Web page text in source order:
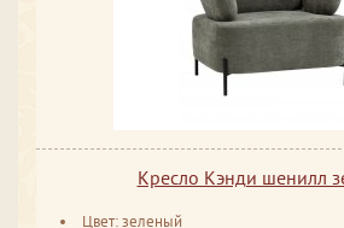
Кресло Кэнди шенилл
Цвет: зеленый